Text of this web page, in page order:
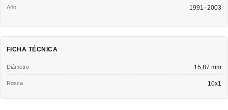
1991–2003
FICHA TÉCNICA
Diámetro 15,87 mm
Rosca 10x1